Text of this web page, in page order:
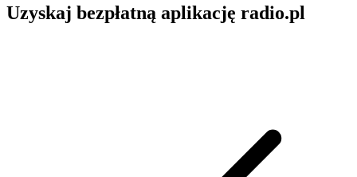
Uzyskaj bezpłatną aplikację radio.pl